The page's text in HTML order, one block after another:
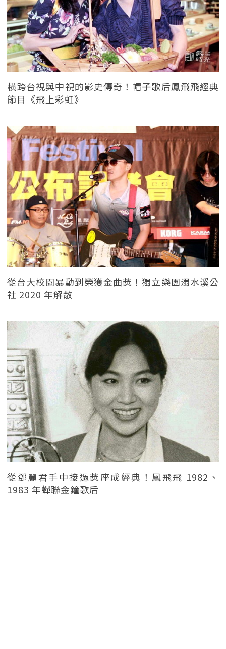
橫跨台視與中視的影史傳奇！帽子歌后鳳飛飛經典
節目《飛上彩虹》
從台大校園暴動到榮獲金曲獎！獨立樂團濁水溪公
社 2020 年解散
從鄧麗君手中接過獎座成經典！鳳飛飛 1982、
1983 年蟬聯金鐘歌后